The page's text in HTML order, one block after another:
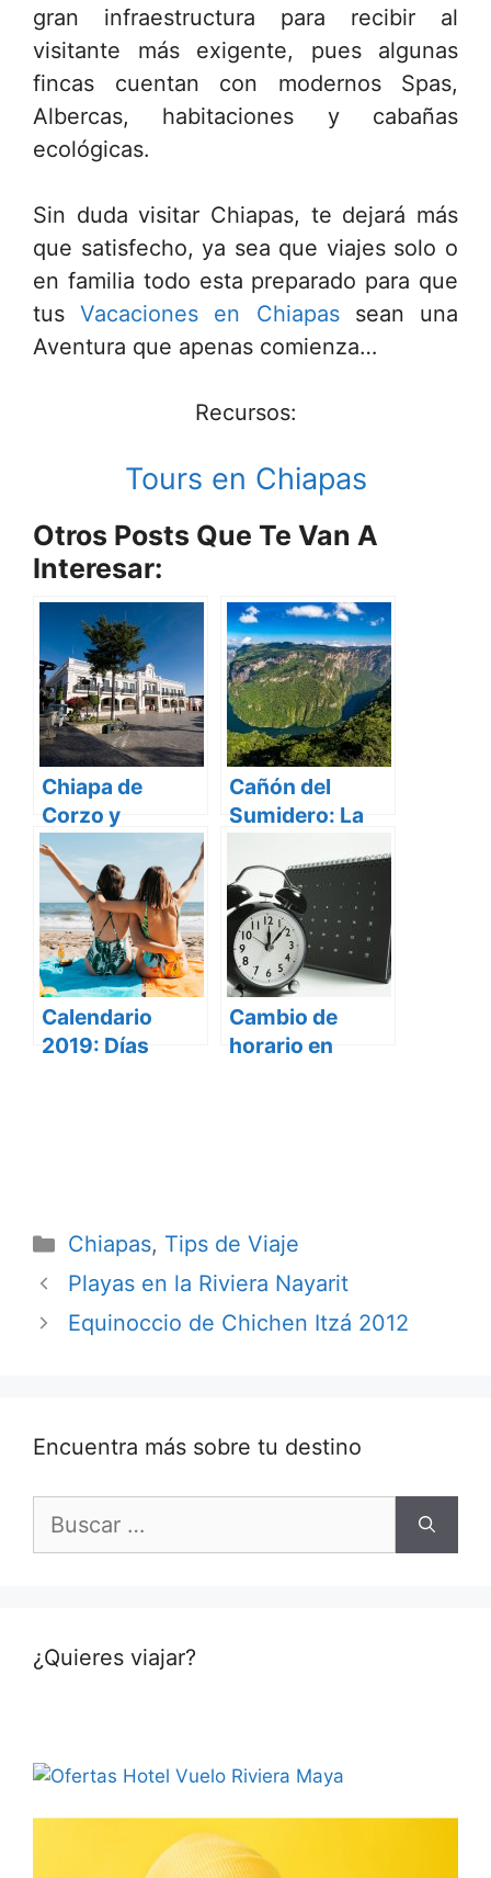
gran infraestructura para recibir al
visitante más exigente, pues algunas
fincas cuentan con modernos Spas,
Albercas, habitaciones y cabañas
ecológicas.
Sin duda visitar Chiapas, te dejará más
que satisfecho, ya sea que viajes solo o
en familia todo esta preparado para que
tusVacaciones en Chiapassean una
Aventura que apenas comienza…
Recursos:
Tours en Chiapas
Otros Posts Que Te Van A
Interesar:
Chiapa de
Corzo y
Comitán:
Nuevos Pueblos
Mágicos de
México
Cañón del
Sumidero: La
Maravilla
Natural en la
Sierra de
Chiapas
Calendario
2019: Días
Cambio de
horario en
Categorías
Chiapas, Tips de Viaje
Playas en la Riviera Nayarit
Equinoccio de Chichen Itzá 2012
Encuentra más sobre tu destino
¿Quieres viajar?